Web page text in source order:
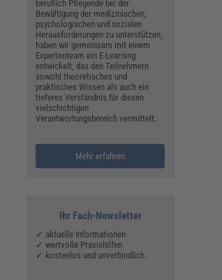
beruflich Pflegende bei der
Bewältigung der medizinischen,
psychologischen und sozialen
Herausforderungen zu unterstützen,
haben wir gemeinsam mit einem
Expertenteam ein E-Learning
entwickelt, das den Teilnehmern
sowohl theoretisches und
praktisches Wissen als auch ein
tieferes Verständnis für diesen
vielschichtigen
Verantwortungsbereich vermittelt.
Mehr erfahren
Ihr Fach-Newsletter
✓ aktuelle Informationen
✓ wertvolle Praxishilfen
✓ kostenlos und unverbindlich